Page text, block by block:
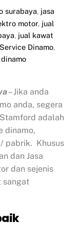
surabaya, jasa
motor, jual
, jual kawat
Service Dinamo,
– Jika anda
anda, segera
adalah
dinamo,
pabrik. Khusus
dan Jasa
dan sejenis
sangat